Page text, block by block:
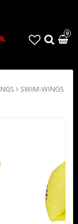
0
SWIM-WINGS